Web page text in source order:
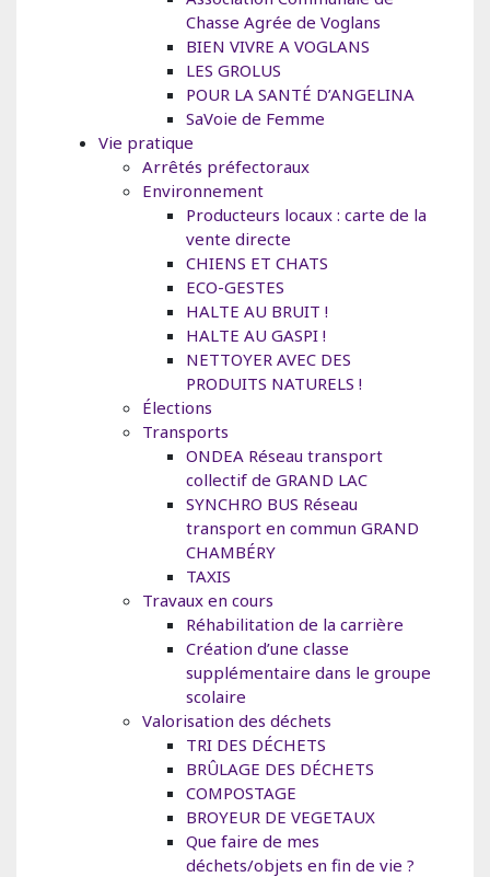
Chasse Agrée de Voglans
BIEN VIVRE A VOGLANS
LES GROLUS
POUR LA SANTÉ D’ANGELINA
SaVoie de Femme
Vie pratique
Arrêtés préfectoraux
Environnement
Producteurs locaux : carte de la
vente directe
CHIENS ET CHATS
ECO-GESTES
HALTE AU BRUIT !
HALTE AU GASPI !
NETTOYER AVEC DES
PRODUITS NATURELS !
Élections
Transports
ONDEA Réseau transport
collectif de GRAND LAC
SYNCHRO BUS Réseau
transport en commun GRAND
CHAMBÉRY
TAXIS
Travaux en cours
Réhabilitation de la carrière
Création d’une classe
supplémentaire dans le groupe
scolaire
Valorisation des déchets
TRI DES DÉCHETS
BRÛLAGE DES DÉCHETS
COMPOSTAGE
BROYEUR DE VEGETAUX
Que faire de mes
déchets/objets en fin de vie ?